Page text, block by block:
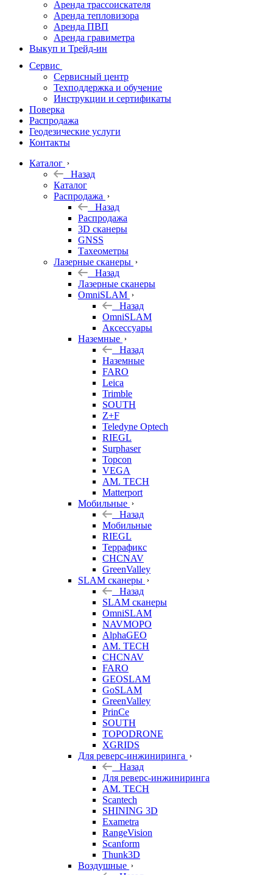
Трассоискатели
Неразрушающий
контроль
Аксессуары
Софт
Георадары
Акции
Гидрография
Подбор
оборудования
по задачам
Архив
Геодезическое
оборудование
Аренда трассоискателя
Аренда тепловизора
Аренда ПВП
Аренда гравиметра
Выкуп и Трейд-ин
Сервис
Сервисный центр
Техподдержка и обучение
Инструкции и сертификаты
Поверка
Распродажа
Геодезические услуги
Контакты
Каталог
Назад
Каталог
Распродажа
Назад
Распродажа
3D сканеры
GNSS
Тахеометры
Лазерные сканеры
Назад
Лазерные сканеры
OmniSLAM
Назад
OmniSLAM
Аксессуары
Наземные
Назад
Наземные
FARO
Leica
Trimble
SOUTH
Z+F
Teledyne Optech
RIEGL
Surphaser
Topcon
VEGA
AM. TECH
Matterport
Мобильные
Назад
Мобильные
RIEGL
Террафикс
CHCNAV
GreenValley
SLAM сканеры
Назад
SLAM сканеры
OmniSLAM
NAVMOPO
AlphaGEO
AM. TECH
CHCNAV
FARO
GEOSLAM
GoSLAM
GreenValley
PrinCe
SOUTH
TOPODRONE
XGRIDS
Для реверс-инжиниринга
Назад
Для реверс-инжиниринга
AM. TECH
Scantech
SHINING 3D
Exametra
RangeVision
Scanform
Thunk3D
Воздушные